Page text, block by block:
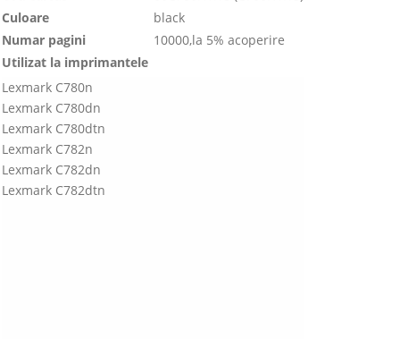
Culoare
black
Numar pagini
10000,la 5% acoperire
Utilizat la imprimantele
Lexmark C780n
Lexmark C780dn
Lexmark C780dtn
Lexmark C782n
Lexmark C782dn
Lexmark C782dtn